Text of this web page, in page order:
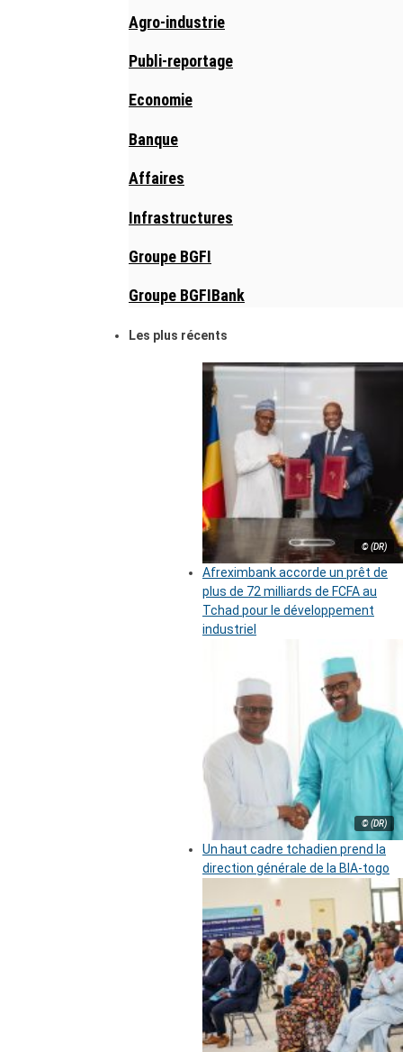
Agro-industrie
Publi-reportage
Economie
Banque
Affaires
Infrastructures
Groupe BGFI
Groupe BGFIBank
Les plus récents
© (DR)
Afreximbank accorde un prêt de
plus de 72 milliards de FCFA au
Tchad pour le développement
industriel
© (DR)
Un haut cadre tchadien prend la
direction générale de la BIA-togo